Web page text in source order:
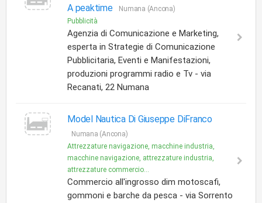
A peaktime
Numana (Ancona)
Pubblicità
Agenzia di Comunicazione e Marketing,
esperta in Strategie di Comunicazione
Pubblicitaria, Eventi e Manifestazioni,
produzioni programmi radio e Tv - via
Recanati, 22 Numana
Model Nautica Di Giuseppe DiFranco
Numana (Ancona)
Attrezzature navigazione, macchine industria,
macchine navigazione, attrezzature industria,
attrezzature commercio...
Commercio all'ingrosso dim motoscafi,
gommoni e barche da pesca - via Sorrento